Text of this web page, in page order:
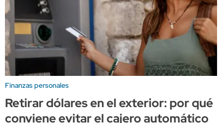
Finanzas personales
Retirar dólares en el exterior: por qué
conviene evitar el cajero automático